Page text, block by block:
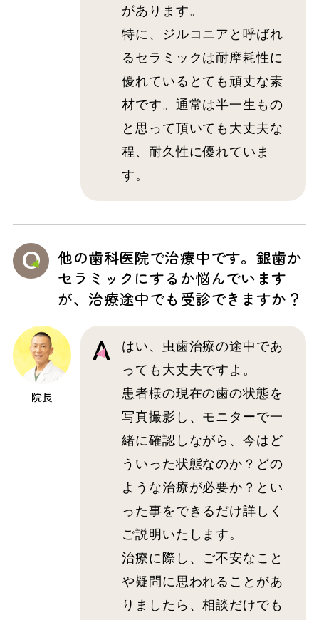
があります。
特に、ジルコニアと呼ばれ
るセラミックは耐摩耗性に
優れているとても頑丈な素
材です。通常は半一生もの
と思って頂いても大丈夫な
程、耐久性に優れていま
す。
他の歯科医院で治療中です。銀歯か
セラミックにするか悩んでいます
が、治療途中でも受診できますか？
院長
はい、虫歯治療の途中であ
っても大丈夫ですよ。
患者様の現在の歯の状態を
写真撮影し、モニターで一
緒に確認しながら、今はど
ういった状態なのか？どの
ような治療が必要か？とい
った事をできるだけ詳しく
ご説明いたします。
治療に際し、ご不安なこと
や疑問に思われることがあ
りましたら、相談だけでも